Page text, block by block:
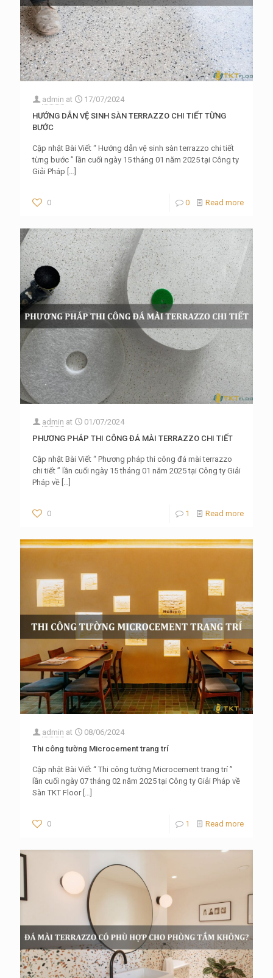
admin at
17/07/2024
HƯỚNG DẪN VỆ SINH SÀN TERRAZZO CHI TIẾT TỪNG
BƯỚC
Cập nhật Bài Viết “ Hướng dẫn vệ sinh sàn terrazzo chi tiết
từng bước ” lần cuối ngày 15 tháng 01 năm 2025 tại Công ty
Giải Pháp […]
0 0 Read more
admin at
01/07/2024
PHƯƠNG PHÁP THI CÔNG ĐÁ MÀI TERRAZZO CHI TIẾT
Cập nhật Bài Viết “ Phương pháp thi công đá mài terrazzo
chi tiết ” lần cuối ngày 15 tháng 01 năm 2025 tại Công ty Giải
Pháp về […]
0 1 Read more
admin at
08/06/2024
Thi công tường Microcement trang trí
Cập nhật Bài Viết “ Thi công tường Microcement trang trí ”
lần cuối ngày 07 tháng 02 năm 2025 tại Công ty Giải Pháp về
Sàn TKT Floor[…]
0 1 Read more